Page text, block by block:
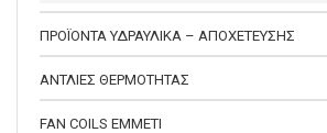
ΠΡΟΪΟΝΤΑ ΥΔΡΑΥΛΙΚΑ – ΑΠΟΧΕΤΕΥΣΗΣ
ΑΝΤΛΙΕΣ ΘΕΡΜΟΤΗΤΑΣ
FAN COILS EMMETI